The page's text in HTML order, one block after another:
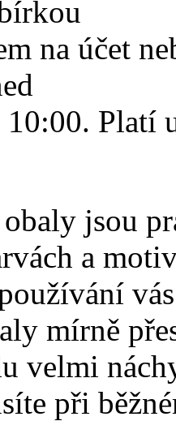
na účet
Platí
jsou
a
mírně
velmi
při